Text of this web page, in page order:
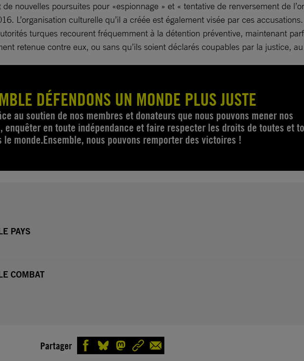
de nouvelles poursuites pour «espionnage » et « tentative de renversement de
L’organisation culturelle qu’il a créée est également visée par ces
turques recourent fréquemment à la détention préventive, maintenant
retenue contre eux, ou sans qu’ils soient déclarés coupables par la justice,
DÉFENDONS UN MONDE PLUS JUSTE
au soutien de nos membres et donateurs que nous pouvons mener nos
enquêter en toute indépendance et faire respecter les droits de toutes et
le monde.Ensemble, nous pouvons remporter des victoires !
PAYS
COMBAT
Partager